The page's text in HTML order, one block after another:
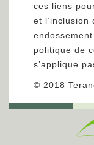
ces liens
et l’inclusion
politique de
s’applique
© 2018